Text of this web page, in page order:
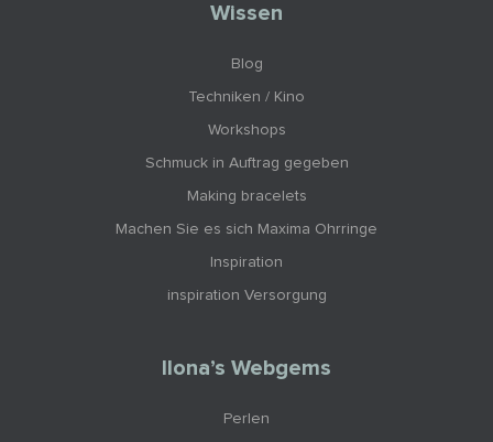
Wissen
Blog
Techniken / Kino
Workshops
Schmuck in Auftrag gegeben
Making bracelets
Machen Sie es sich Maxima Ohrringe
Inspiration
inspiration Versorgung
Ilona’s Webgems
Perlen